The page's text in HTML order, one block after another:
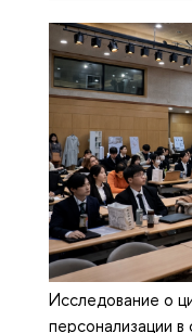
Исследование о
персонализации